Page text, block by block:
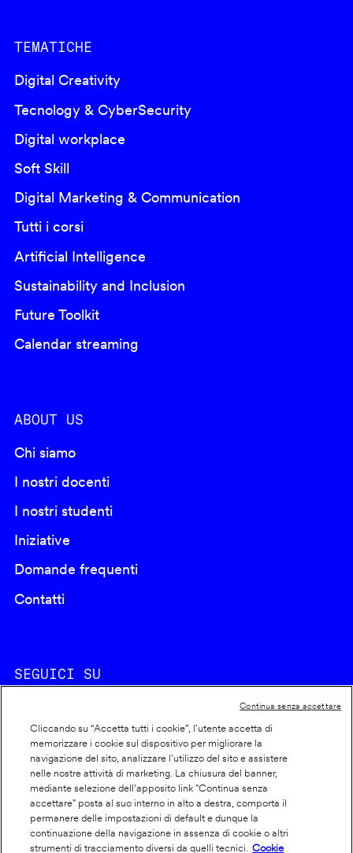
TEMATICHE
Digital Creativity
Tecnology & CyberSecurity
Digital workplace
Soft Skill
Digital Marketing & Communication
Tutti i corsi
Artificial Intelligence
Sustainability and Inclusion
Future Toolkit
Calendar streaming
ABOUT US
Chi siamo
I nostri docenti
I nostri studenti
Iniziative
Domande frequenti
Contatti
SEGUICI SU
Footer
info
Cookie policy
Dichiarazione di accessibilità
Privacy
Cliccando su “Accetta tutti i cookie”, l'utente accetta di
memorizzare i cookie sul dispositivo per migliorare la
navigazione del sito, analizzare l'utilizzo del sito e assistere
nelle nostre attività di marketing. La chiusura del banner,
mediante selezione dell’apposito link "Continua senza
accettare" posta al suo interno in alto a destra, comporta il
permanere delle impostazioni di default e dunque la
continuazione della navigazione in assenza di cookie o altri
strumenti di tracciamento diversi da quelli tecnici.
Cookie
Continua senza accettare